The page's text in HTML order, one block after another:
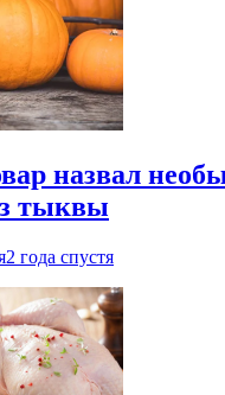
назвал
тыквы
2 года спустя